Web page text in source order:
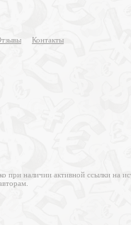
Контакты
при наличии активной ссылки на